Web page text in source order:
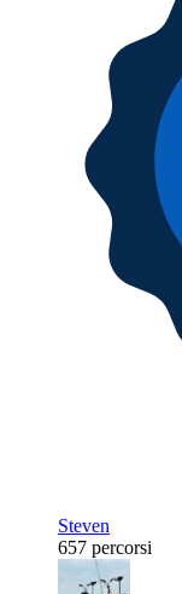
Steven
657 percorsi